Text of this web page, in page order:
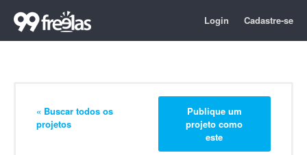
Login Cadastre-se
« Buscar todos os
projetos
Publique um
projeto como
este